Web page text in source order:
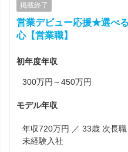
掲載終了
営業デビュー応援★選べ
心【営業職】
初年度年収
300万円～450万円
モデル年収
年収720万円 ／ 33歳 次長職 経験8年 ／ 前職：ホテル業／
未経験入社